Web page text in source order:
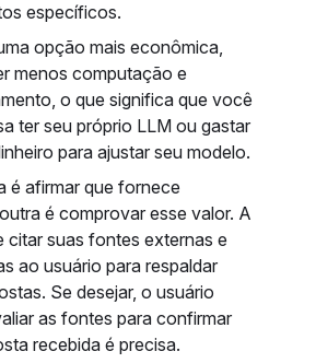
específicos.
opção mais econômica,
menos computação e
o que significa que você
ter seu próprio LLM ou gastar
para ajustar seu modelo.
é afirmar que fornece
é comprovar esse valor. A
citar suas fontes externas e
ao usuário para respaldar
Se desejar, o usuário
as fontes para confirmar
recebida é precisa.